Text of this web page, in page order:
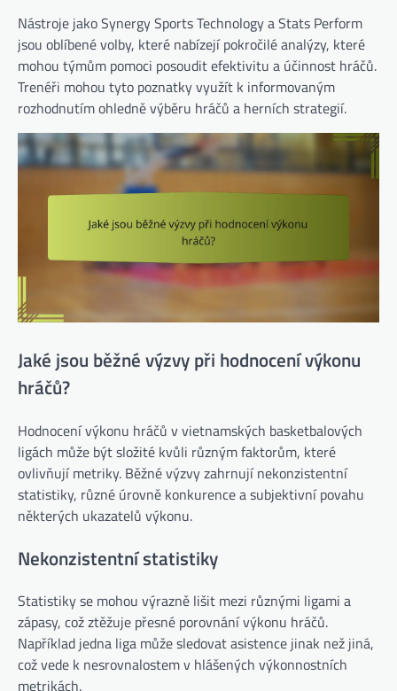
Nástroje jako Synergy Sports Technology a Stats Perform
jsou oblíbené volby, které nabízejí pokročilé analýzy, které
mohou týmům pomoci posoudit efektivitu a účinnost hráčů.
Trenéři mohou tyto poznatky využít k informovaným
rozhodnutím ohledně výběru hráčů a herních strategií.
Jaké jsou běžné výzvy při hodnocení výkonu
hráčů?
Hodnocení výkonu hráčů v vietnamských basketbalových
ligách může být složité kvůli různým faktorům, které
ovlivňují metriky. Běžné výzvy zahrnují nekonzistentní
statistiky, různé úrovně konkurence a subjektivní povahu
některých ukazatelů výkonu.
Nekonzistentní statistiky
Statistiky se mohou výrazně lišit mezi různými ligami a
zápasy, což ztěžuje přesné porovnání výkonu hráčů.
Například jedna liga může sledovat asistence jinak než jiná,
což vede k nesrovnalostem v hlášených výkonnostních
metrikách.